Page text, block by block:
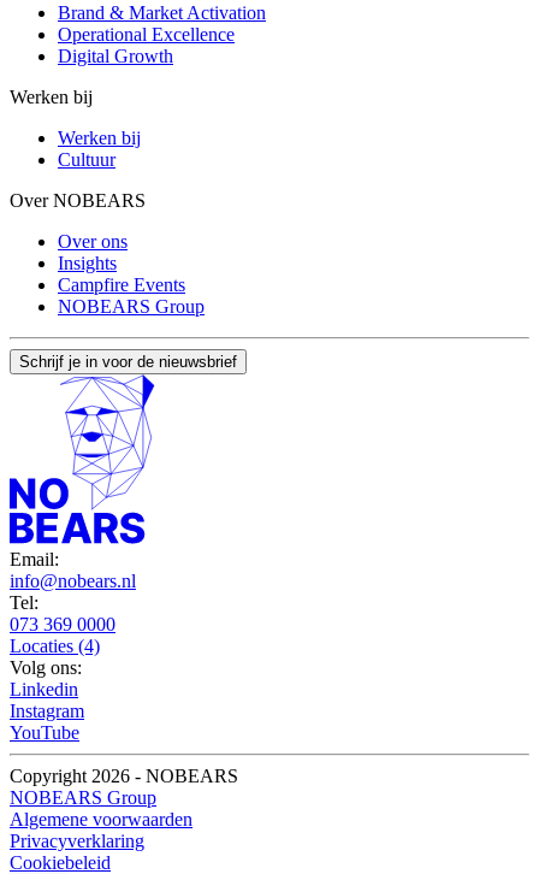
Brand & Market Activation
Operational Excellence
Digital Growth
Werken bij
Werken bij
Cultuur
Over NOBEARS
Over ons
Insights
Campfire Events
NOBEARS Group
Schrijf je in voor de nieuwsbrief
Email:
info@nobears.nl
Tel:
073 369 0000
Locaties (4)
Volg ons:
Linkedin
Instagram
YouTube
Copyright 2026 - NOBEARS
NOBEARS Group
Algemene voorwaarden
Privacyverklaring
Cookiebeleid